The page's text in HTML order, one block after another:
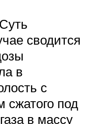
сводится
в
с
под
в массу